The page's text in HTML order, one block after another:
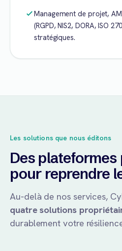
Management de projet,
(RGPD, NIS2, DORA, ISO
stratégiques.
Les solutions que nous éditons
Des
pour reprendre
Au-delà de nos services,
quatre solutions
durablement votre